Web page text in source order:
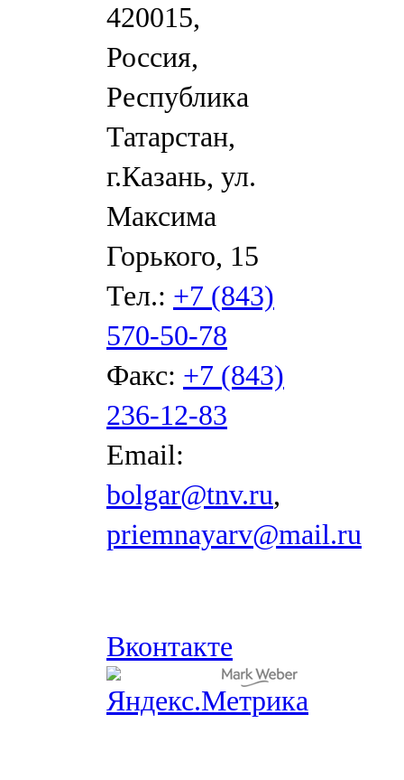
420015,
Россия,
Республика
Татарстан,
г.Казань, ул.
Максима
Горького, 15
Тел.: +7 (843)
570-50-78
Факс: +7 (843)
236-12-83
Email:
bolgar@tnv.ru,
priemnayarv@mail.ru
Вконтакте